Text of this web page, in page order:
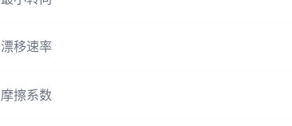
漂移速率
摩擦系数